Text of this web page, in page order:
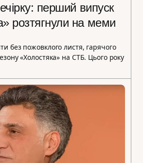
перший випуск
розтягнули на меми
без пожовклого листя, гарячого
«Холостяка» на СТБ. Цього року